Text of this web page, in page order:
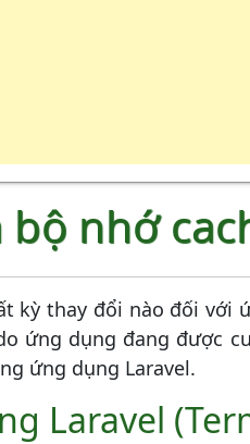
bộ nhớ
kỳ thay đổi nào đối với
ứng dụng đang được
ứng dụng Laravel.
Laravel